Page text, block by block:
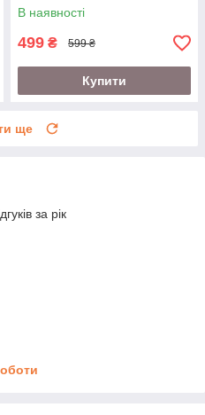
В наявності
499 ₴ 599 ₴
Купити
ще
за рік